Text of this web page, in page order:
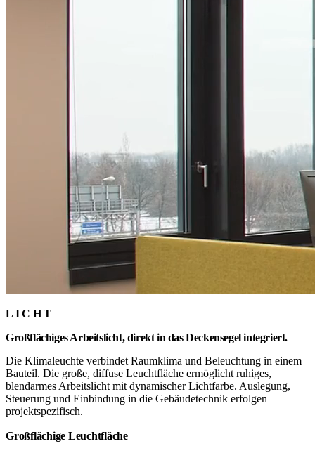
LICHT
Großflächiges Arbeitslicht, direkt in das Deckensegel integriert.
Die Klimaleuchte verbindet Raumklima und Beleuchtung in einem
Bauteil. Die große, diffuse Leuchtfläche ermöglicht ruhiges,
blendarmes Arbeitslicht mit dynamischer Lichtfarbe. Auslegung,
Steuerung und Einbindung in die Gebäudetechnik erfolgen
projektspezifisch.
Großflächige Leuchtfläche